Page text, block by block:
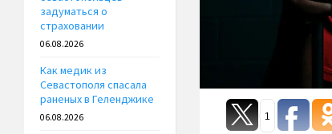
1
задуматься о
страховании
06.08.2026
Как медик из
Севастополя спасала
раненых в Геленджике
06.08.2026